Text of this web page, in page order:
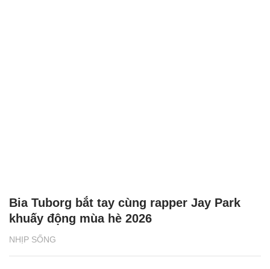
NHỊP SỐNG
Bia Tuborg bắt tay cùng rapper Jay Park
khuấy động mùa hè 2026